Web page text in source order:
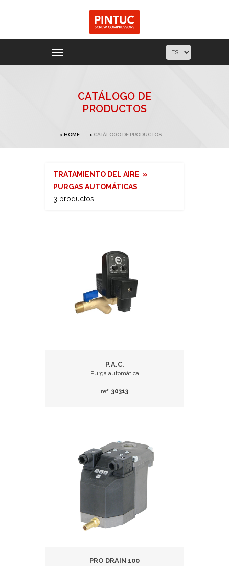
CATÁLOGO DE
PRODUCTOS
HOME CATÁLOGO DE PRODUCTOS
TRATAMIENTO DEL AIRE »
PURGAS AUTOMÁTICAS
3 productos
P.A.C.
Purga automática
ref. 30313
PRO DRAIN 100